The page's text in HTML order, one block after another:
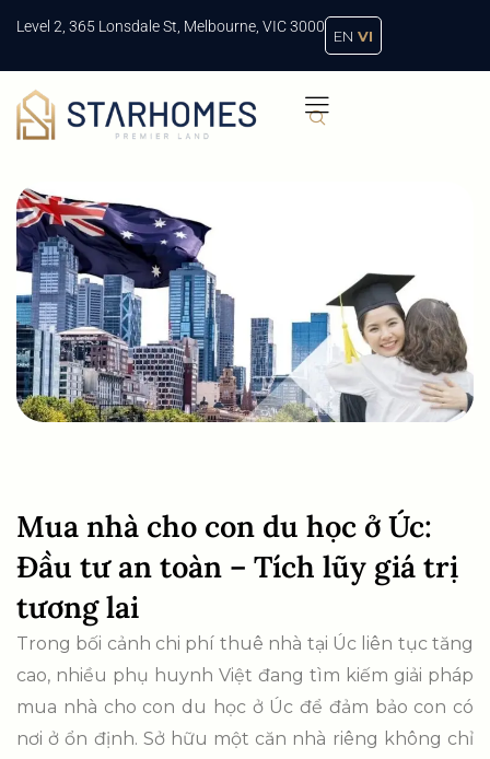
Level 2, 365 Lonsdale St, Melbourne, VIC 3000
EN VI
Mua nhà cho con du học ở Úc:
Đầu tư an toàn – Tích lũy giá trị
tương lai
Trong bối cảnh chi phí thuê nhà tại Úc liên tục tăng
cao, nhiều phụ huynh Việt đang tìm kiếm giải pháp
mua nhà cho con du học ở Úc để đảm bảo con có
nơi ở ổn định. Sở hữu một căn nhà riêng không chỉ